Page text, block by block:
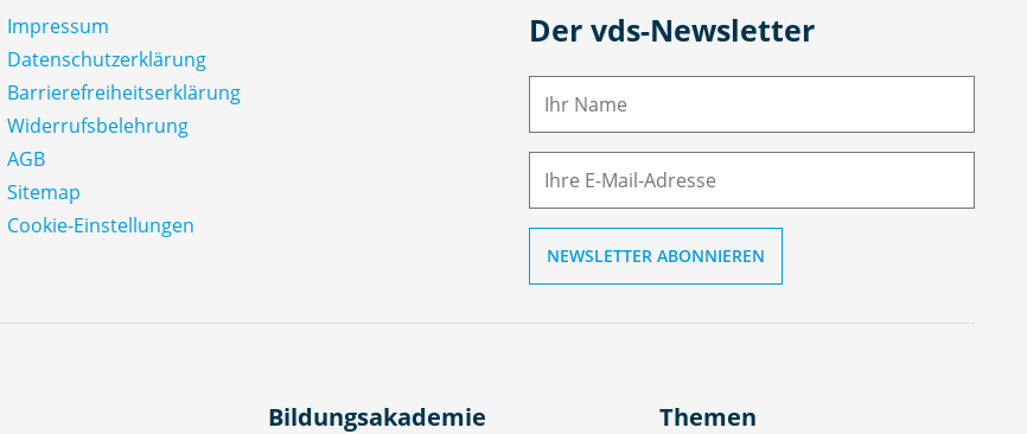
Impressum
Datenschutz­erklärung
Barrierefreiheitserklärung
Widerrufsbelehrung
AGB
Sitemap
Cookie-Einstellungen
Der vds-Newsletter
N
M
Bildungsakademie Themen